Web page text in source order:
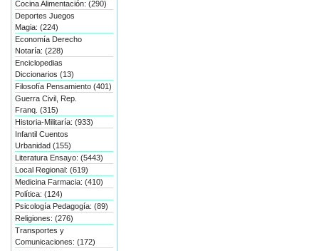
Cocina Alimentación: (290)
Deportes Juegos
Magia: (224)
Economía Derecho
Notaría: (228)
Enciclopedias
Diccionarios (13)
Filosofía Pensamiento (401)
Guerra Civil, Rep.
Franq. (315)
Historia-Militaría: (933)
Infantil Cuentos
Urbanidad (155)
Literatura Ensayo: (5443)
Local Regional: (619)
Medicina Farmacia: (410)
Política: (124)
Psicología Pedagogía: (89)
Religiones: (276)
Transportes y
Comunicaciones: (172)